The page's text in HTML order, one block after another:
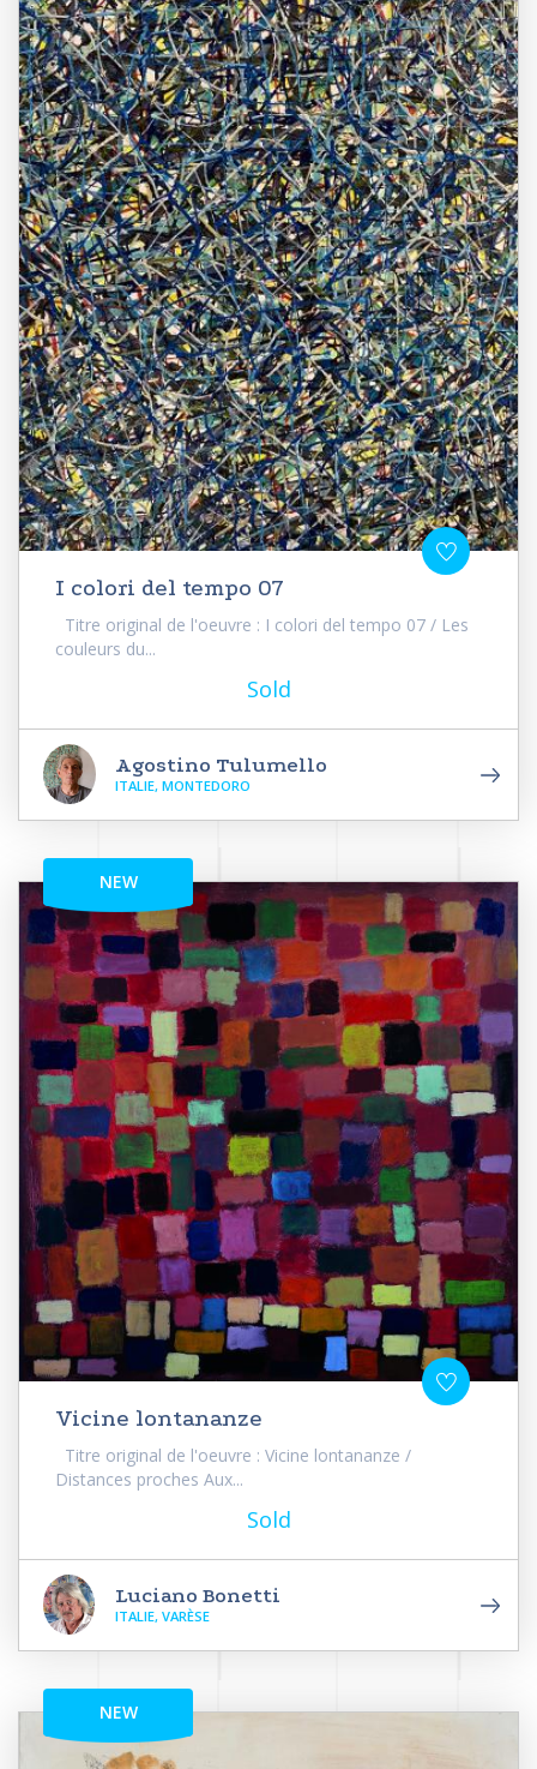
I colori del tempo 07
Titre original de l'oeuvre : I colori del tempo 07 / Les
couleurs du...
Sold
Agostino Tulumello
ITALIE, MONTEDORO
NEW
Vicine lontananze
Titre original de l'oeuvre : Vicine lontananze /
Distances proches Aux...
Sold
Luciano Bonetti
ITALIE, VARÈSE
NEW